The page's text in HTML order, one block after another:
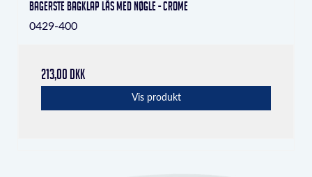
bagerste bagklap lås med nøgle - crome
0429-400
213,00 DKK
Vis produkt